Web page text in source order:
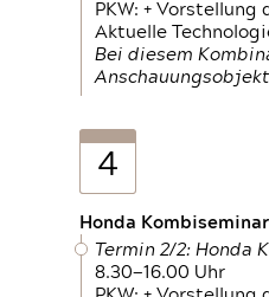
PKW: +
Aktuelle
Bei diesem
4
Honda
Termin 2/2: Honda
8.30—16.00 Uhr